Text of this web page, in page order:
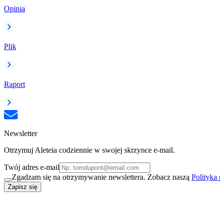
Opinia
Plik
Raport
Newsletter
Otrzymuj Aleteia codziennie w swojej skrzynce e-mail.
Twój adres e-mail
Zgadzam się na otrzymywanie newslettera. Zobacz naszą Polityka
Zapisz się